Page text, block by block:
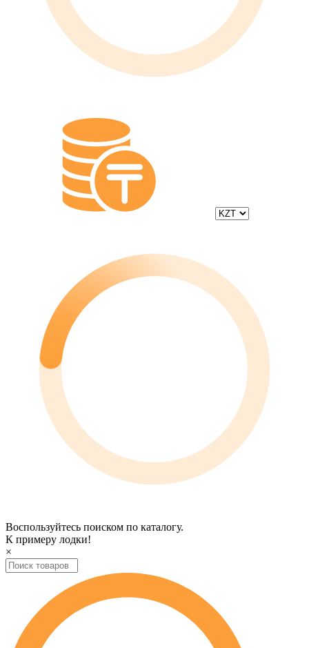
Воспользуйтесь поиском по каталогу.
К примеру лодки!
×